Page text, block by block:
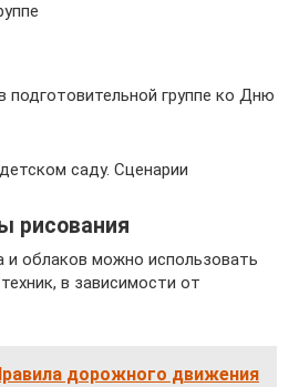
подготовительной группе ко Дню
саду. Сценарии
рисования
и облаков можно использовать
в зависимости от
дорожного движения